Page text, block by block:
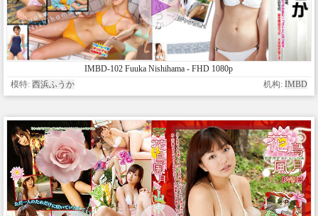
IMBD-102 Fuuka Nishihama - FHD 1080p
模特: 西浜ふうか 机构: IMBD